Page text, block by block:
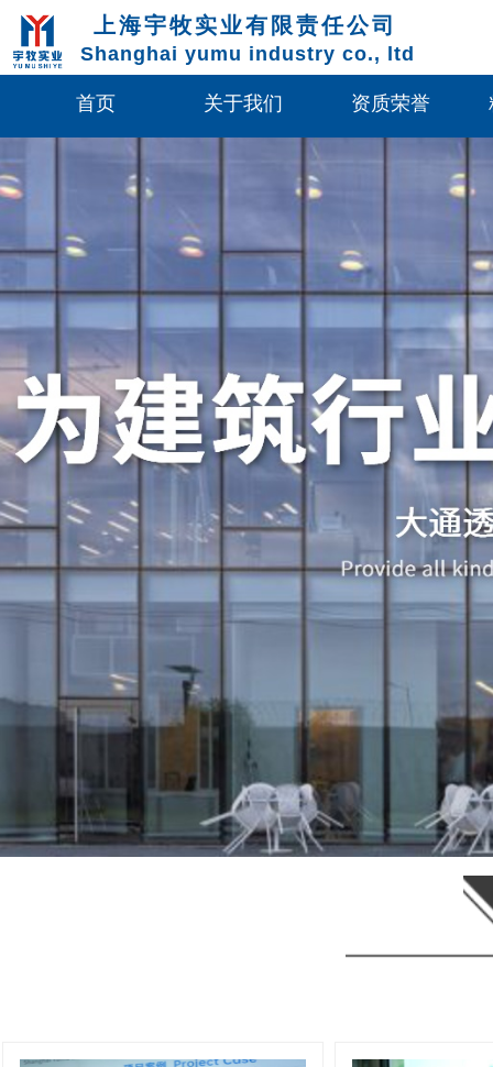
上海宇牧实业有限责任公司
Shanghai yumu industry co., ltd
首页 关于我们 资质荣誉